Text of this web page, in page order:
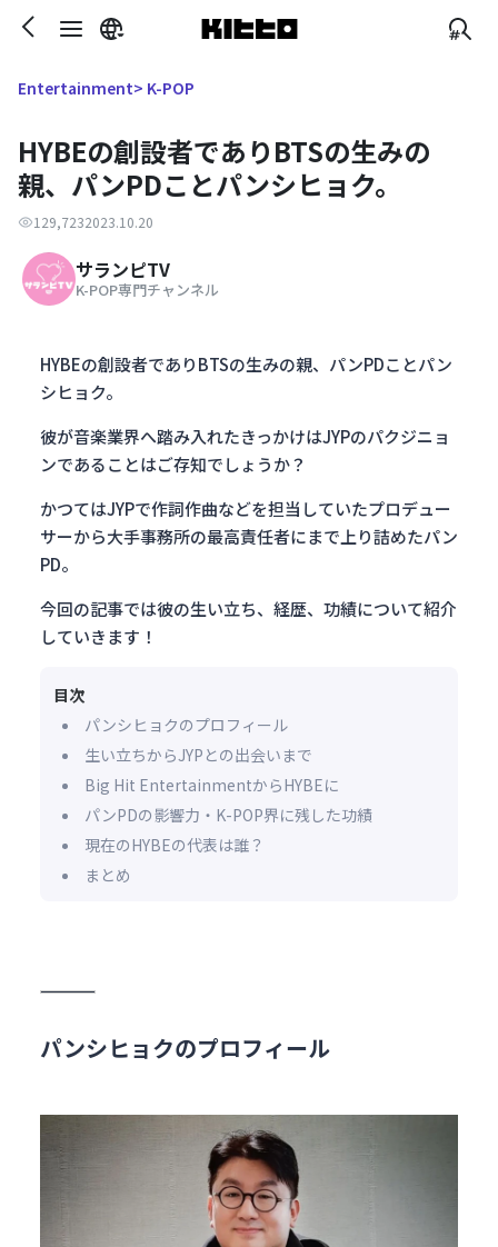
Entertainment> K-POP
HYBEの創設者でありBTSの生みの
親、パンPDことパンシヒョク。
129,7232023.10.20
サランピTV
K-POP専門チャンネル
HYBEの創設者でありBTSの生みの親、パンPDことパン
シヒョク。
彼が音楽業界へ踏み入れたきっかけはJYPのパクジニョ
ンであることはご存知でしょうか？
かつてはJYPで作詞作曲などを担当していたプロデュー
サーから大手事務所の最高責任者にまで上り詰めたパン
PD。
今回の記事では彼の生い立ち、経歴、功績について紹介
していきます！
目次
パンシヒョクのプロフィール
生い立ちからJYPとの出会いまで
Big Hit EntertainmentからHYBEに
パンPDの影響力・K-POP界に残した功績
現在のHYBEの代表は誰？
まとめ
パンシヒョクのプロフィール